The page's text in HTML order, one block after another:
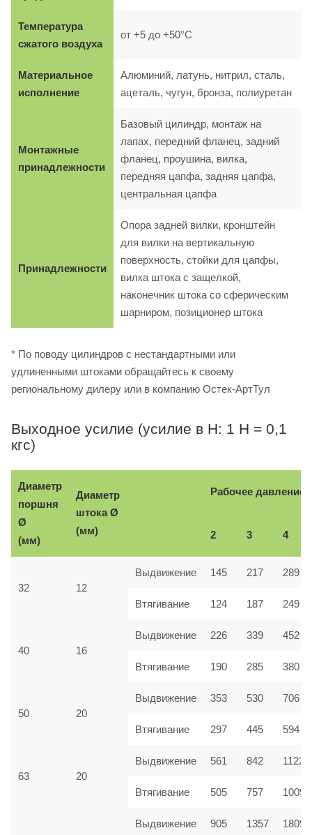
Температура
сжатого воздуха
от +5 до +50°C
Материальное
исполнение
Алюминий, латунь, нитрил, сталь,
ацеталь, чугун, бронза, полиуретан
Монтажные
принадлежности
Базовый цилиндр, монтаж на
лапах, передний фланец, задний
фланец, проушина, вилка,
передняя цапфа, задняя цапфа,
центральная цапфа
Принадлежности
Опора задней вилки, кронштейн
для вилки на вертикальную
поверхность, стойки для цапфы,
вилка штока с защелкой,
наконечник штока со сферическим
шарниром, позиционер штока
* По поводу цилиндров с нестандартными или
удлиненными штоками обращайтесь к своему
региональному дилеру или в компанию Остек-АртТул
Выходное усилие (усилие в Н: 1 Н = 0,1
кгс)
Диаметр
поршня
Ø
(мм)
Диаметр
штокаØ
(мм)
Рабочее давление,
2 3 4
32 12
Выдвижение 145 217 289
Втягивание 124 187 249
40 16
Выдвижение 226 339 452
Втягивание 190 285 380
50 20
Выдвижение 353 530 706
Втягивание 297 445 594
63 20
Выдвижение 561 842 1122
Втягивание 505 757 1009
Выдвижение 905 1357 1809